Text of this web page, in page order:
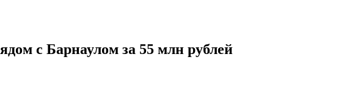
с Барнаулом за 55 млн рублей